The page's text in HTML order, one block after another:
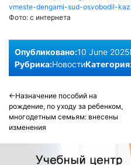
vmeste-dengami-sud-osvobodil-
Фото: с интернета
Опубликовано:10 June 2025
Рубрика:Новости
Post
navigation
Назначение пособий на
рождение, по уходу за ребенком,
многодетным семьям: внесены
изменения